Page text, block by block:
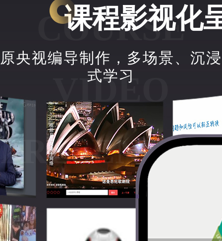
课程影视化
COURSE
VIDEO
原央视编导制作，多场景、沉浸
式学习